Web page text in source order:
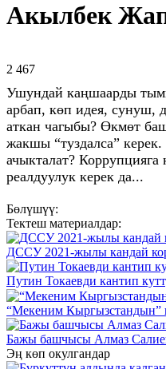
Акылбек
2 467 ᠌ ᠌ ᠌ ᠌᠌ ᠌ ᠌᠌
Ушундай каңшаарды
арбап, көп идея, сунуш,
аткан чагыбы? Өкмөт
жакшы “туздалса”
ачыкталат?
реалдуулук керек да...
Бөлүшүү:
Тектеш материалдар:
ДССУ 2021-жылы кандай
Путин Токаевди кантип
“Мекеним Кыргызстандын”
Бажы башчысы Алмаз
Эң көп окулгандар